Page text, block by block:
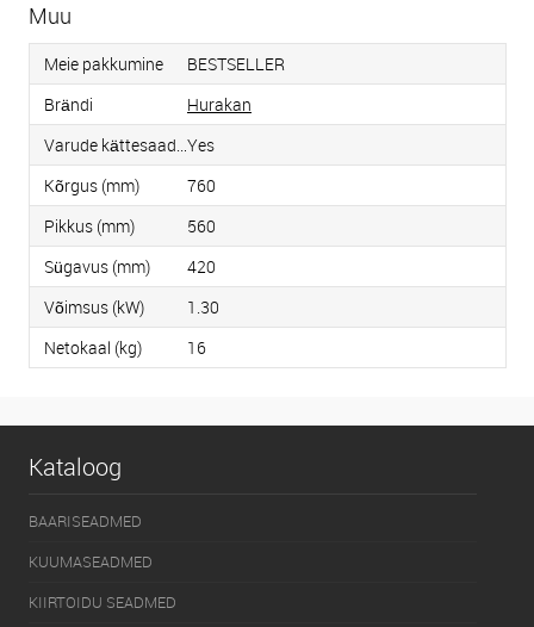
Muu
Meie pakkumine
BESTSELLER
Brändi
Hurakan
Varude kättesaadavusYes
Kõrgus (mm)
760
Pikkus (mm)
560
Sügavus (mm)
420
Võimsus (kW)
1.30
Netokaal (kg)
16
Kataloog
BAARISEADMED
KUUMASEADMED
KIIRTOIDU SEADMED